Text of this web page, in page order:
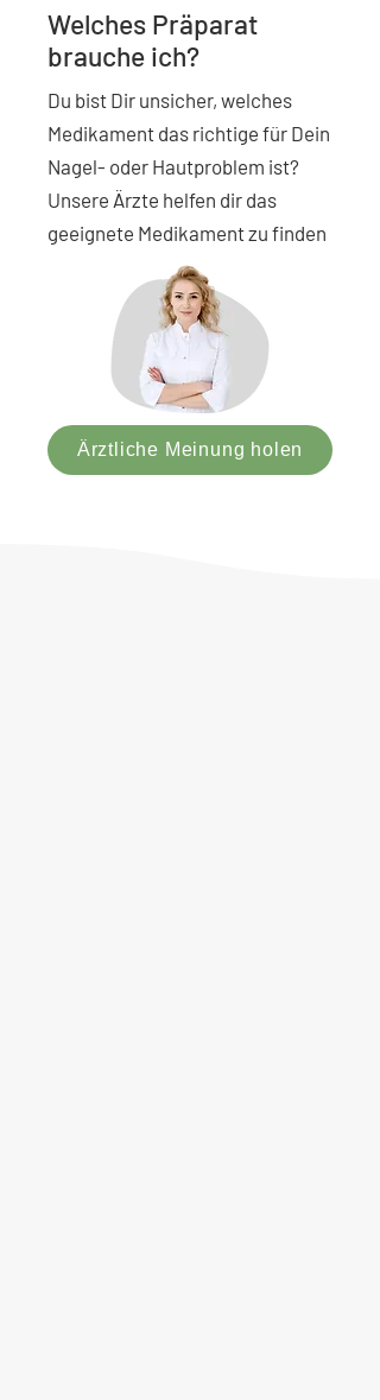
Welches Präparat
brauche ich?
Du bist Dir unsicher, welches
Medikament das richtige für Dein
Nagel- oder Hautproblem ist?
Unsere Ärzte helfen dir das
geeignete Medikament zu finden
Ärztliche Meinung holen